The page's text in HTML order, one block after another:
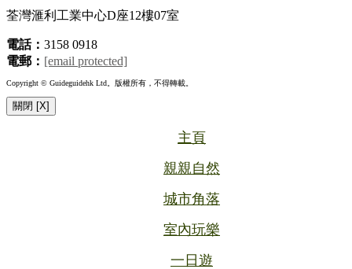
荃灣滙利工業中心D座12樓07室
電話： 3158 0918
電郵： [email protected]
Copyright © Guideguidehk Ltd。版權所有，不得轉載。
關閉 [X]
主頁
親親自然
城市角落
室內玩樂
一日遊